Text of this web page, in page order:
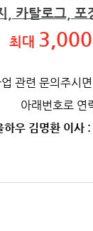
, 카탈로그, 포
최대 3,000
관련 문의주시
아래번호로
하우 김명환 이